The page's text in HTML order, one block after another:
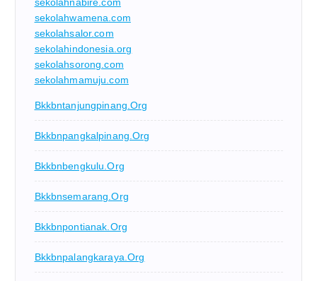
sekolahnabire.com
sekolahwamena.com
sekolahsalor.com
sekolahindonesia.org
sekolahsorong.com
sekolahmamuju.com
Bkkbntanjungpinang.org
Bkkbnpangkalpinang.org
Bkkbnbengkulu.org
Bkkbnsemarang.org
Bkkbnpontianak.org
Bkkbnpalangkaraya.org